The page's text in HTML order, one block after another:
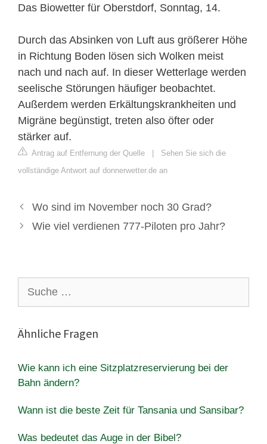
Das Biowetter für Oberstdorf, Sonntag, 14.
Durch das Absinken von Luft aus größerer Höhe
in Richtung Boden lösen sich Wolken meist
nach und nach auf. In dieser Wetterlage werden
seelische Störungen häufiger beobachtet.
Außerdem werden Erkältungskrankheiten und
Migräne begünstigt, treten also öfter oder
stärker auf.
Antrag auf Entfernung der Quelle | Sehen Sie sich die
vollständige Antwort auf donnerwetter.de an
Wo sind im November noch 30 Grad?
Wie viel verdienen 777-Piloten pro Jahr?
nach:
Ähnliche Fragen
Wie kann ich eine Sitzplatzreservierung bei der
Bahn ändern?
Wann ist die beste Zeit für Tansania und Sansibar?
Was bedeutet das Auge in der Bibel?